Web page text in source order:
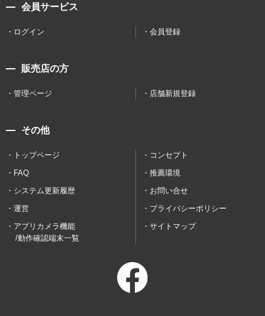
会員サービス
ログイン 会員登録
販売店の方
管理ページ 店舗新規登録
その他
トップページ
コンセプト
FAQ
推薦環境
システム更新履歴
お問い合せ
運営
プライバシーポリシー
アプリカメラ機能
/動作確認端末一覧
サイトマップ